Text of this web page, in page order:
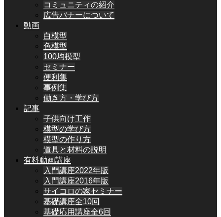
コミュニティの紹介
広告バナーについて
動画
白模型
色模型
100均模型
セミナー
便利集
事例集
働き方・学び方
記事
子供向け工作
模型の学び方
模型の作り方
道具と材料の説明
有料動画講座
入門講座2022年版
入門講座2016年版
サイコロの家セミナー
基礎講座全10回
基礎応用講座全6回